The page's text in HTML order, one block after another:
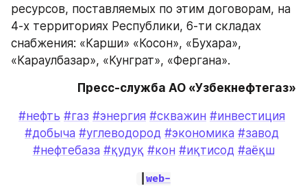
ресурсов, поставляемых по этим договорам, на
4-х территориях Республики, 6-ти складах
снабжения: «Карши» «Косон», «Бухара»,
«Караулбазар», «Кунграт», «Фергана».
Пресс-служба АО «Узбекнефтегаз»
#нефть #газ #энергия #скважин #инвестиция
#добыча #углеводород #экономика #завод
#нефтебаза #қудуқ #кон #иқтисод #аёқш
web-